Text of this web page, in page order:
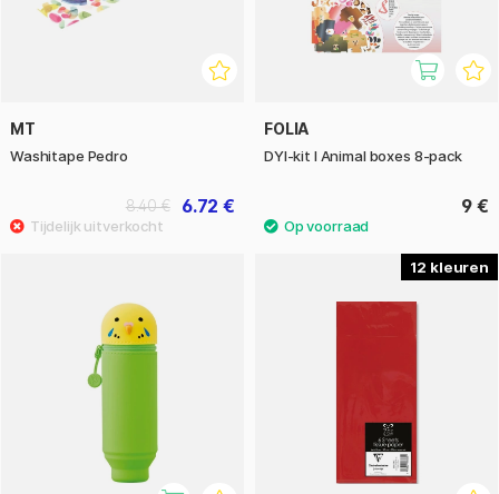
MT
Washitape Pedro
6.72 €
8.40 €
FOLIA
DYI-kit I Animal boxes 8-pack
9 €
12